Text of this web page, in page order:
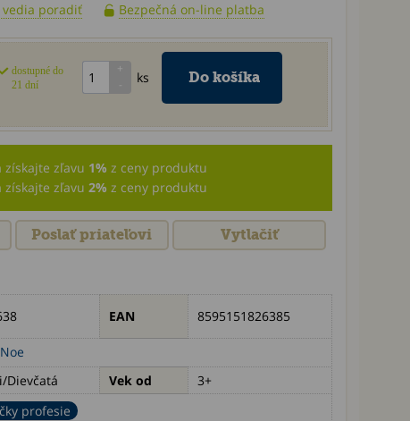
vedia poradiť
Bezpečná on-line platba
dostupné do
21 dní
ks
získajte zľavu 1% z ceny produktu
získajte zľavu 2% z ceny produktu
Poslať priateľovi Vytlačiť
EAN 8595151826385
Noe
Dievčatá Vek od
3+
profesie